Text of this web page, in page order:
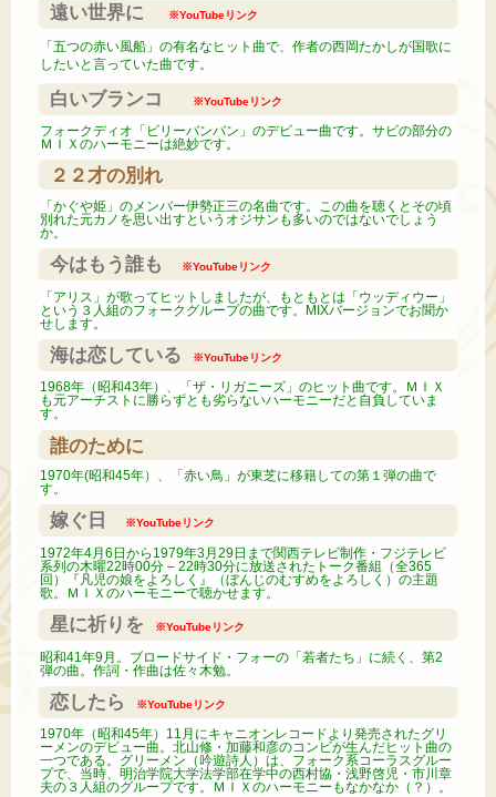
遠い世界に ※YouTubeリンク
「五つの赤い風船」の有名なヒット曲で、作者の西岡たかしが国歌に
したいと言っていた曲です。
白いブランコ ※YouTubeリンク
フォークディオ「ビリーバンバン」のデビュー曲です。サビの部分の
ＭＩＸのハーモニーは絶妙です。
２２才の別れ
「かぐや姫」のメンバー伊勢正三の名曲です。この曲を聴くとその頃
別れた元カノを思い出すというオジサンも多いのではないでしょう
か。
今はもう誰も ※YouTubeリンク
「アリス」が歌ってヒットしましたが、もともとは「ウッディウー」
という３人組のフォークグループの曲です。MIXバージョンでお聞か
せします。
海は恋している ※YouTubeリンク
1968年（昭和43年）、「ザ・リガニーズ」のヒット曲です。ＭＩＸ
も元アーチストに勝らずとも劣らないハーモニーだと自負していま
す。
誰のために
1970年(昭和45年）、「赤い鳥」が東芝に移籍しての第１弾の曲で
す。
嫁ぐ日 ※YouTubeリンク
1972年4月6日から1979年3月29日まで関西テレビ制作・フジテレビ
系列の木曜22時00分 – 22時30分に放送されたトーク番組（全365
回）『凡児の娘をよろしく』（ぼんじのむすめをよろしく）の主題
歌。ＭＩＸのハーモニーで聴かせます。
星に祈りを ※YouTubeリンク
昭和41年9月。ブロードサイド・フォーの「若者たち」に続く、第2
弾の曲。作詞・作曲は佐々木勉。
恋したら ※YouTubeリンク
1970年（昭和45年）11月にキャニオンレコードより発売されたグリ
ーメンのデビュー曲。北山修・加藤和彦のコンビが生んだヒット曲の
一つである。グリーメン（吟遊詩人）は、フォーク系コーラスグルー
プで、当時、明治学院大学法学部在学中の西村協・浅野啓児・市川章
夫の３人組のグループです。ＭＩＸのハーモニーもなかなか（？）。